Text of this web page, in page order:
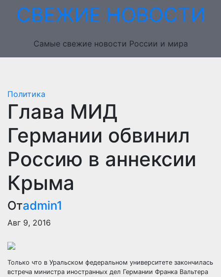
ПерейтиСВЕЖИЕ НОВОСТИ
Самые свежие новости России и мира
Политика
Глава МИД
Германии обвинил
Россию в аннексии
Крыма
Отadmin1
Авг 9, 2016
Только что в Уральском федеральном университете закончилась
встреча министра иностранных дел Германии Франка Вальтера